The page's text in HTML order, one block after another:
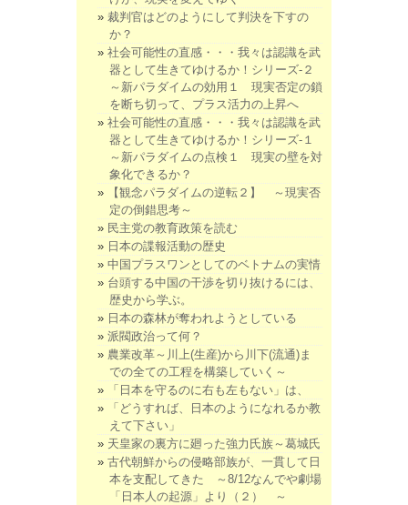
裁判官はどのようにして判決を下すの
か？
社会可能性の直感・・・我々は認識を武
器として生きてゆけるか！シリーズ-２
～新パラダイムの効用１ 現実否定の鎖
を断ち切って、プラス活力の上昇へ
社会可能性の直感・・・我々は認識を武
器として生きてゆけるか！シリーズ-１
～新パラダイムの点検１ 現実の壁を対
象化できるか？
【観念パラダイムの逆転２】 ～現実否
定の倒錯思考～
民主党の教育政策を読む
日本の諜報活動の歴史
中国プラスワンとしてのベトナムの実情
台頭する中国の干渉を切り抜けるには、
歴史から学ぶ。
日本の森林が奪われようとしている
派閥政治って何？
農業改革～川上(生産)から川下(流通)ま
での全ての工程を構築していく～
「日本を守るのに右も左もない」は、
「どうすれば、日本のようになれるか教
えて下さい」
天皇家の裏方に廻った強力氏族～葛城氏
古代朝鮮からの侵略部族が、一貫して日
本を支配してきた ～8/12なんでや劇場
「日本人の起源」より（２） ～